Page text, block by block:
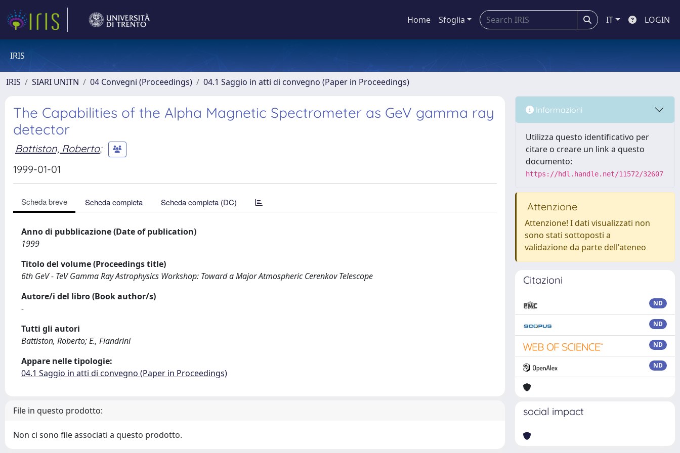
Home Sfoglia IT LOGIN
IRIS
IRIS SIARI UNITN 04 Convegni (Proceedings) 04.1 Saggio in atti di convegno (Paper in Proceedings)
The Capabilities of the Alpha Magnetic Spectrometer as GeV gamma ray
detector
Battiston, Roberto;
1999-01-01
Scheda breve Scheda completa Scheda completa (DC)
Anno di pubblicazione (Date of publication)
1999
Titolo del volume (Proceedings title)
6th GeV - TeV Gamma Ray Astrophysics Workshop: Toward a Major Atmospheric Cerenkov Telescope
Autore/i del libro (Book author/s)
-
Tutti gli autori
Battiston, Roberto; E., Fiandrini
Appare nelle tipologie:
04.1 Saggio in atti di convegno (Paper in Proceedings)
File in questo prodotto:
Non ci sono file associati a questo prodotto.
Informazioni
Utilizza questo identificativo per
citare o creare un link a questo
documento:
https://hdl.handle.net/11572/32607
Attenzione
Attenzione! I dati visualizzati non
sono stati sottoposti a
validazione da parte dell'ateneo
Citazioni
ND
ND
ND
ND
social impact